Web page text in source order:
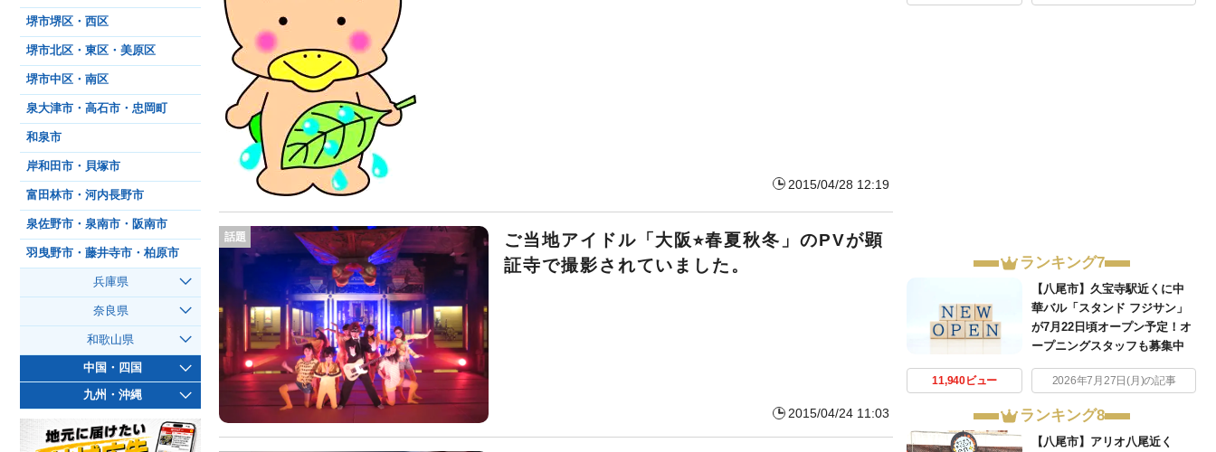
2015/04/28 12:19
ご当地アイドル「大阪⭐︎春夏秋冬」のPVが顕
証寺で撮影されていました。
2015/04/24 11:03
話題
ランキング7
【八尾市】久宝寺駅近くに中
華バル「スタンド フジサン」
が7月22日頃オープン予定！オ
ープニングスタッフも募集中
11,940ビュー 2026年7月27日(月)の記事
ランキング8
【八尾市】アリオ八尾近く
堺市堺区・西区
堺市北区・東区・美原区
堺市中区・南区
泉大津市・高石市・忠岡町
和泉市
岸和田市・貝塚市
富田林市・河内長野市
泉佐野市・泉南市・阪南市
羽曳野市・藤井寺市・柏原市
兵庫県
奈良県
和歌山県
中国・四国
九州・沖縄